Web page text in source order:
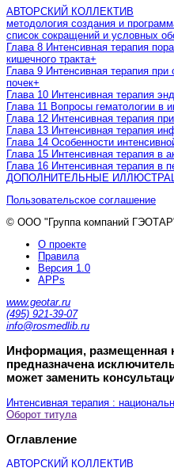
АВТОРСКИЙ КОЛЛЕКТИВ
методология создания и
список сокращений и условных
Глава 8 Интенсивная терапия
кишечного тракта+
Глава 9 Интенсивная терапия
почек+
Глава 10 Интенсивная терапия
Глава 11 Вопросы гематологии в
Глава 12 Интенсивная терапия
Глава 13 Интенсивная терапия
Глава 14 Особенности
Глава 15 Интенсивная терапия в
Глава 16 Интенсивная терапия в
ДОПОЛНИТЕЛЬНЫЕ
Пользовательское соглашение
© ООО "Группа компаний
О проекте
Правила
Версия 1.0
APPs
www.geotar.ru
(495) 921-39-07
info@rosmedlib.ru
Информация, размещенная
предназначена
может заменить
Интенсивная терапия :
Оборот титула
Оглавление
АВТОРСКИЙ КОЛЛЕКТИВ